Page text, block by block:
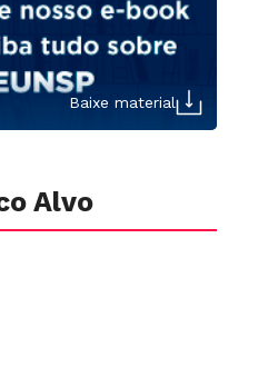
Baixe material
Alvo